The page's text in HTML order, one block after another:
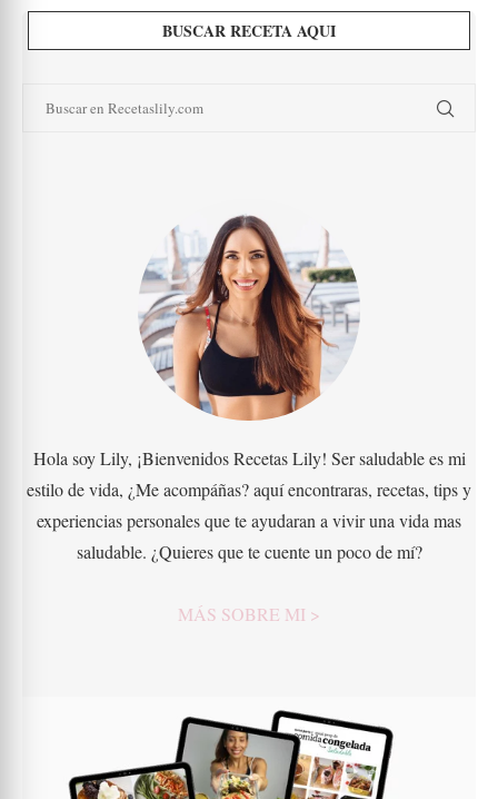
BUSCAR RECETA AQUI
Hola soy Lily, ¡Bienvenidos Recetas Lily! Ser saludable es mi
estilo de vida, ¿Me acompáñas? aquí encontraras, recetas, tips y
experiencias personales que te ayudaran a vivir una vida mas
saludable. ¿Quieres que te cuente un poco de mí?
MÁS SOBRE MI >